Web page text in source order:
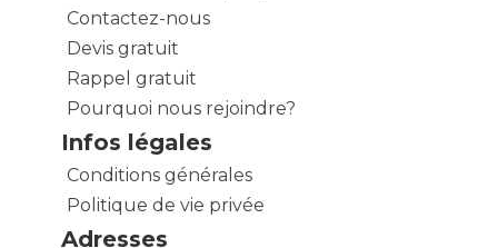
Contactez-nous
Devis gratuit
Rappel gratuit
Pourquoi nous rejoindre?
Infos légales
Conditions générales
Politique de vie privée
Adresses